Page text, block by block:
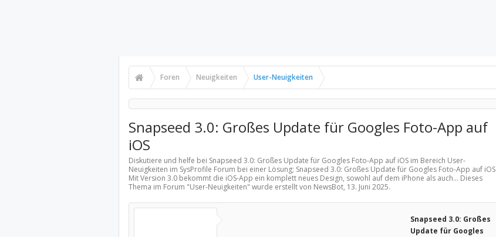
Foren Neuigkeiten User-Neuigkeiten
Snapseed 3.0: Großes Update für Googles Foto-App auf
iOS
Diskutiere und helfe bei Snapseed 3.0: Großes Update für Googles Foto-App auf iOS im Bereich User-
Neuigkeiten im SysProfile Forum bei einer Lösung; Snapseed 3.0: Großes Update für Googles Foto-App auf iOS
Mit Version 3.0 bekommt die iOS-App ein komplett neues Design, sowohl auf dem iPhone als auch... Dieses
Thema im Forum "User-Neuigkeiten" wurde erstellt von NewsBot, 13. Juni 2025.
Snapseed 3.0: Großes
Update für Googles